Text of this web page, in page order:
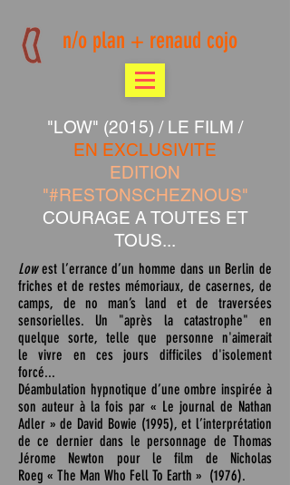
n/o plan + renaud cojo
"LOW" (2015) / LE FILM /
EN EXCLUSIVITE
EDITION
"#RESTONSCHEZNOUS"
COURAGE A TOUTES ET
TOUS...
Lowest l’errance d’un homme dans un Berlin de
friches et de restes mémoriaux, de casernes, de
camps, de no man’s land et de traversées
sensorielles. Un "après la catastrophe" en
quelque sorte, telle que personne n'aimerait
le vivre en ces jours difficiles d'isolement
forcé...
Déambulation hypnotique d’une ombre inspirée à
son auteur à la fois par « Le journal de Nathan
Adler » de David Bowie (1995), et l’interprétation
de ce dernier dans le personnage de Thomas
Jérome Newton pour le film de Nicholas
Roeg « The Man Who Fell To Earth » (1976).